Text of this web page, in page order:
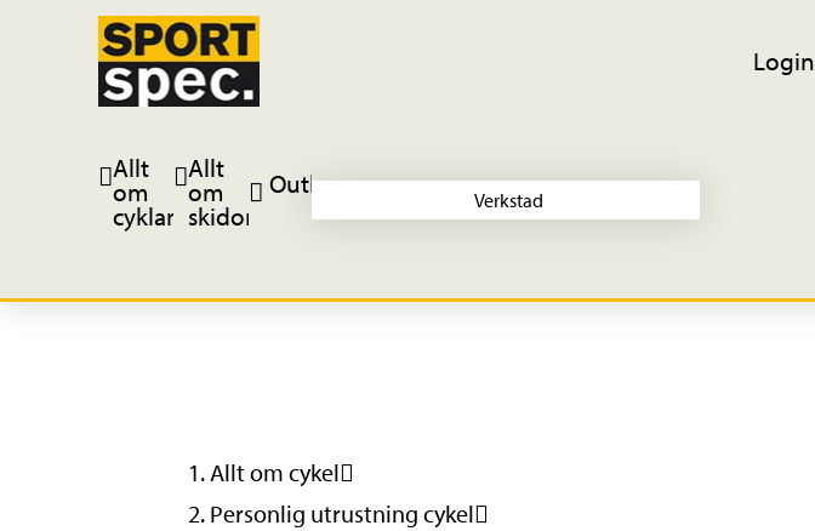
Login
Allt
om
cyklar
Allt
om
skidor
Outlet
Verkstad
Allt om cykel
Personlig utrustning cykel